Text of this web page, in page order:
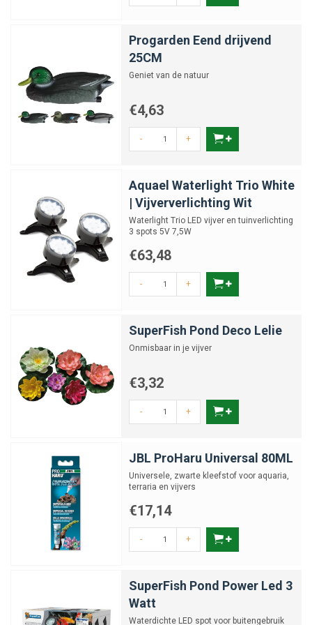
Progarden Eend drijvend
25CM
Geniet van de natuur
€4,63
- +
Aquael Waterlight Trio White
| Vijververlichting Wit
Waterlight Trio LED vijver en tuinverlichting
3 spots 5V 7,5W
€63,48
- +
SuperFish Pond Deco Lelie
Onmisbaar in je vijver
€3,32
- +
JBL ProHaru Universal 80ML
Universele, zwarte kleefstof voor aquaria,
terraria en vijvers
€17,14
- +
SuperFish Pond Power Led 3
Watt
Waterdichte LED spot voor buitengebruik